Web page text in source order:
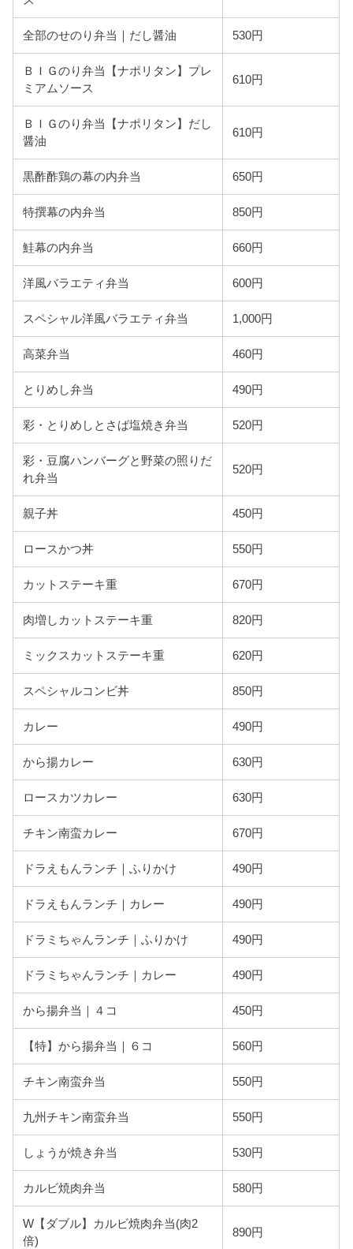
全部のせのり弁当｜だし醤油 530円
ＢＩＧのり弁当【ナポリタン】プレ
ミアムソース
610円
ＢＩＧのり弁当【ナポリタン】だし
醤油
610円
黒酢酢鶏の幕の内弁当 650円
特撰幕の内弁当 850円
鮭幕の内弁当 660円
洋風バラエティ弁当 600円
スペシャル洋風バラエティ弁当 1,000円
高菜弁当 460円
とりめし弁当 490円
彩・とりめしとさば塩焼き弁当 520円
彩・豆腐ハンバーグと野菜の照りだ
れ弁当
520円
親子丼 450円
ロースかつ丼 550円
カットステーキ重 670円
肉増しカットステーキ重 820円
ミックスカットステーキ重 620円
スペシャルコンビ丼 850円
カレー 490円
から揚カレー 630円
ロースカツカレー 630円
チキン南蛮カレー 670円
ドラえもんランチ｜ふりかけ 490円
ドラえもんランチ｜カレー 490円
ドラミちゃんランチ｜ふりかけ 490円
ドラミちゃんランチ｜カレー 490円
から揚弁当｜４コ 450円
【特】から揚弁当｜６コ 560円
チキン南蛮弁当 550円
九州チキン南蛮弁当 550円
しょうが焼き弁当 530円
カルビ焼肉弁当 580円
W【ダブル】カルビ焼肉弁当(肉2
倍)
890円